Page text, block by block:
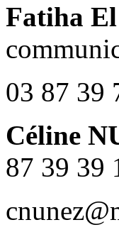
Fatiha
03 87 39
Céline
87 39 39